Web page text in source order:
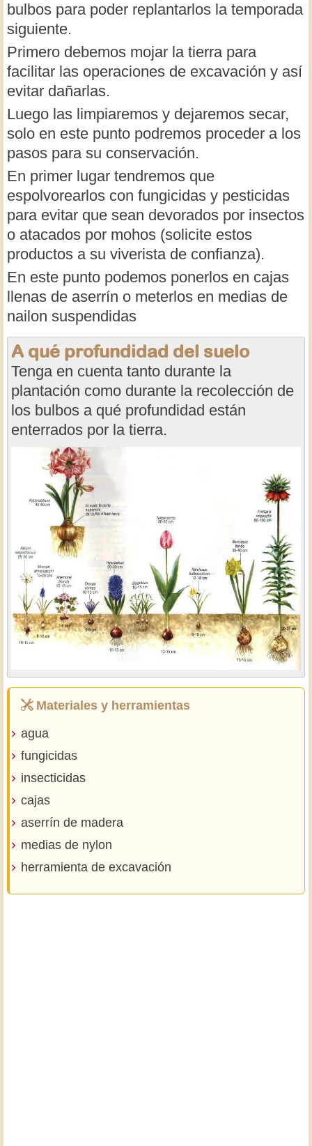
bulbos para poder replantarlos la temporada
siguiente.
Primero debemos mojar la tierra para
facilitar las operaciones de excavación y así
evitar dañarlas.
Luego las limpiaremos y dejaremos secar,
solo en este punto podremos proceder a los
pasos para su conservación.
En primer lugar tendremos que
espolvorearlos con fungicidas y pesticidas
para evitar que sean devorados por insectos
o atacados por mohos (solicite estos
productos a su viverista de confianza).
En este punto podemos ponerlos en cajas
llenas de aserrín o meterlos en medias de
nailon suspendidas
A qué profundidad del suelo
Tenga en cuenta tanto durante la
plantación como durante la recolección de
los bulbos a qué profundidad están
enterrados por la tierra.
Materiales y herramientas
agua
fungicidas
insecticidas
cajas
aserrín de madera
medias de nylon
herramienta de excavación